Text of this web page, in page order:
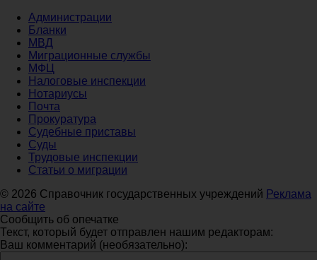
Администрации
Бланки
МВД
Миграционные службы
МФЦ
Налоговые инспекции
Нотариусы
Почта
Прокуратура
Судебные приставы
Суды
Трудовые инспекции
Статьи о миграции
© 2026 Справочник государственных учреждений Реклама
на сайте
Сообщить об опечатке
Текст, который будет отправлен нашим редакторам:
Ваш комментарий (необязательно):